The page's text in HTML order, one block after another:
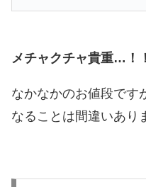
メチャクチャ貴重…！
なかなかのお値段です
なることは間違いあり